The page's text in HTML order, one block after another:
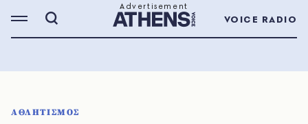
VOICE RADIO
ΑΘΛΗΤΙΣΜΟΣ